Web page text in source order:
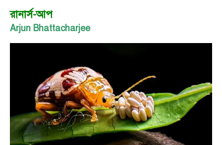
রানার্স-আপ
Arjun Bhattacharjee